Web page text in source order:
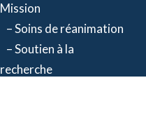
Mission
– Soins de réanimation
– Soutien à la
recherche